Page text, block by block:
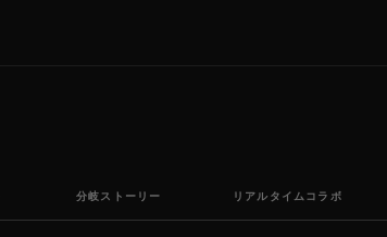
分岐ストーリー リアルタイムコラボ